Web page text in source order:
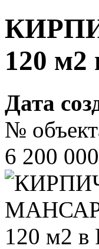
120 м2
Дата
№
6 200